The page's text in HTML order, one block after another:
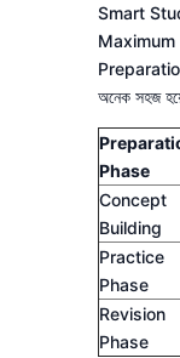
Smart
Maximum
অনেক সহজ
Phase
Concept
Building
Practice
Phase
Revision
Phase